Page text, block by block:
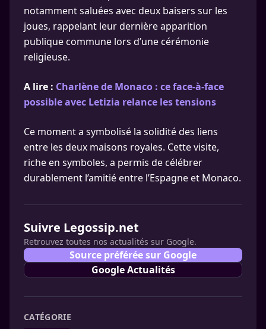
notamment saluées avec deux baisers sur les
joues, rappelant leur dernière apparition
publique commune lors d’une cérémonie
religieuse.
A lire : Charlène de Monaco : ce face-à-face
possible avec Letizia relance les tensions
Ce moment a symbolisé la solidité des liens
entre les deux maisons royales. Cette visite,
riche en symboles, a permis de célébrer
durablement l’amitié entre l’Espagne et Monaco.
Suivre Legossip.net
Retrouvez toutes nos actualités sur Google.
Source préférée sur Google
Google Actualités
CATÉGORIE